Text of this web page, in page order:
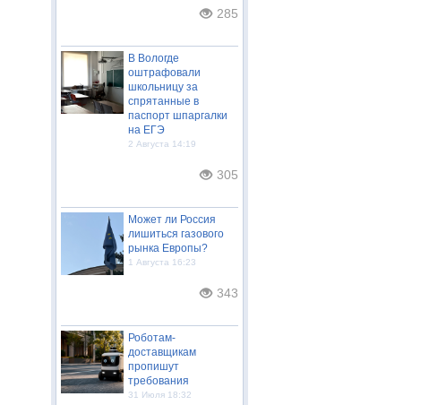
285
В Вологде
оштрафовали
школьницу за
спрятанные в
паспорт шпаргалки
на ЕГЭ
2 Августа 14:19
305
Может ли Россия
лишиться газового
рынка Европы?
1 Августа 16:23
343
Роботам-
доставщикам
пропишут
требования
31 Июля 18:32